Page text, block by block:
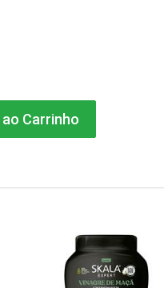
Carrinho